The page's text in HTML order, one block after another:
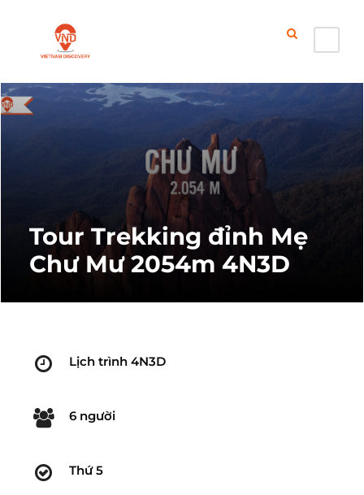
Tour Trekking đỉnh Mẹ
Chư Mư 2054m 4N3D
Lịch trình 4N3D
6 người
Thứ 5